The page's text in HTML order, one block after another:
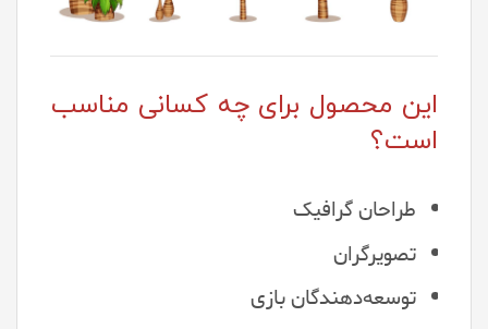
این محصول برای چه کسانی مناسب
است؟
طراحان گرافیک
تصویرگران
توسعه‌دهندگان بازی